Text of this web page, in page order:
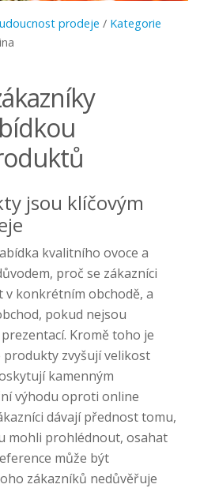
prodeje / Kategorie
jsou klíčovým
kvalitního ovoce a
proč se zákazníci
konkrétním obchodě, a
pokud nejsou
Kromě toho je
zvyšují velikost
kamenným
výhodu oproti online
dávají přednost tomu,
mohli prohlédnout, osahat
může být
zákazníků nedůvěřuje